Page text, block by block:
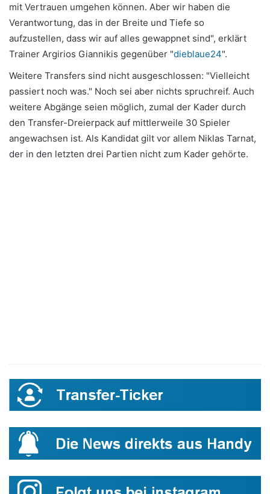
mit Vertrauen umgehen können. Aber wir haben die
Verantwortung, das in der Breite und Tiefe so
aufzustellen, dass wir auf alles gewappnet sind", erklärt
Trainer Argirios Giannikis gegenüber "dieblaue24".
Weitere Transfers sind nicht ausgeschlossen: "Vielleicht
passiert noch was." Noch sei aber nichts spruchreif. Auch
weitere Abgänge seien möglich, zumal der Kader durch
den Transfer-Dreierpack auf mittlerweile 30 Spieler
angewachsen ist. Als Kandidat gilt vor allem Niklas Tarnat,
der in den letzten drei Partien nicht zum Kader gehörte.